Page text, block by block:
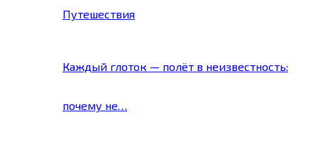
Путешествия
Каждый глоток — полёт в неизвестность:
почему не…